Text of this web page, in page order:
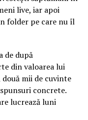
seria „Fast and
parte
este motivul
live, iar apoi
folder pe care nu îl
de după
din valoarea lui
mii de cuvinte
concrete.
lucrează luni